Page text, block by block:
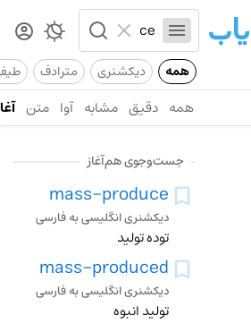
همه دیکشنری مترادف
همه دقیق مشابه آوا متن
جست‌وجوی هم‌آغاز
mass-produce
دیکشنری انگلیسی به فارسی
توده تولید
mass-produced
دیکشنری انگلیسی به فارسی
تولید انبوه